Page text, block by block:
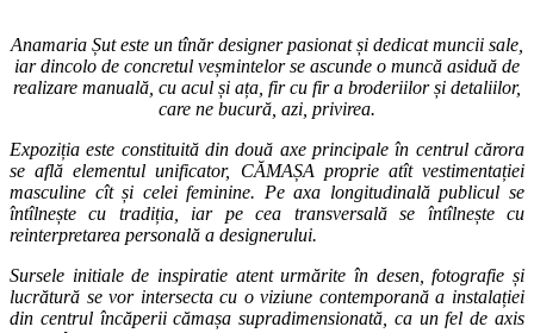
Anamaria Șut este un tînăr designer pasionat și dedicat muncii sale,
iar dincolo de concretul veșmintelor se ascunde o muncă asiduă de
realizare manuală, cu acul și ața, fir cu fir a broderiilor și detaliilor,
care ne bucură, azi, privirea.
Expoziția este constituită din două axe principale în centrul cărora
se află elementul unificator, CĂMAȘA proprie atît vestimentației
masculine cît și celei feminine. Pe axa longitudinală publicul se
întîlnește cu tradiția, iar pe cea transversală se întîlnește cu
reinterpretarea personală a designerului.
Sursele initiale de inspiratie atent urmărite în desen, fotografie și
lucrătură se vor intersecta cu o viziune contemporană a instalației
din centrul încăperii cămașa supradimensionată, ca un fel de axis